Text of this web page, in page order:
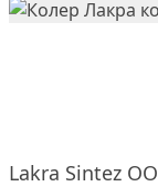
Lakra Sintez